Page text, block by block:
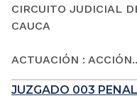
CIRCUITO JUDICIAL
CAUCA
ACTUACIÓN :
JUZGADO 003